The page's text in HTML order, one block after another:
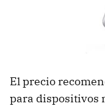
El precio
para dispositivos